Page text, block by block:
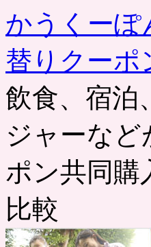
かうくーぽ
替りクーポ
飲食、宿泊
ジャーな
ポン共同購
比較